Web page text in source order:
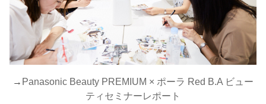
→ Panasonic Beauty PREMIUM × ポーラ Red B.A ビュー
ティセミナーレポート